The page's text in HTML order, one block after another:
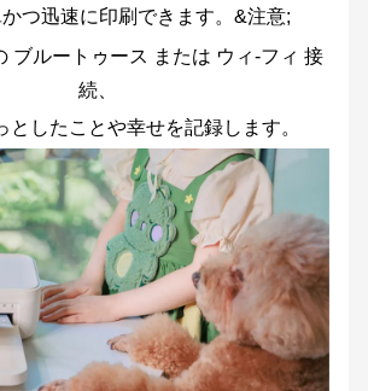
つ迅速に印刷できます。&注意;
ブルートゥース または ウィ-フィ 接
続、
としたことや幸せを記録します。